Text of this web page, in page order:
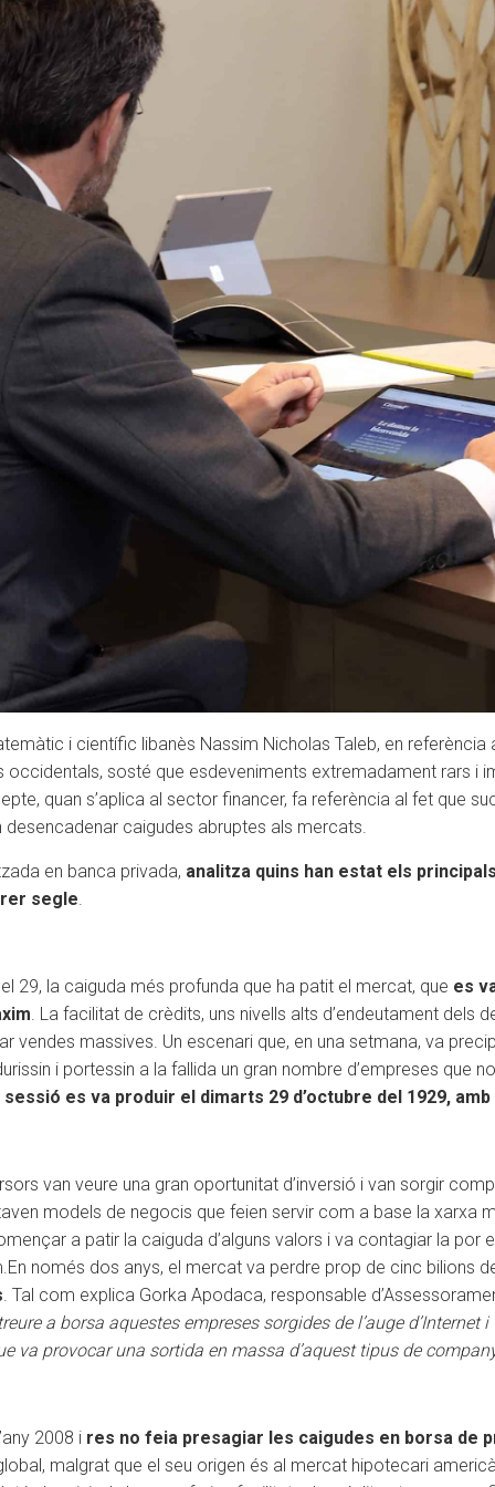
i científic libanès Nassim Nicholas Taleb, en
sosté que esdeveniments extremadament rars i
quan s’aplica al sector financer, fa referència al fet que
caigudes abruptes als mercats.
en banca privada, analitza quins han estat els
segle.
29, la caiguda més profunda que ha patit el mercat, que es
. La facilitat de crèdits, uns nivells alts d’endeutament dels
vendes massives. Un escenari que, en una setmana, va
i portessin a la fallida un gran nombre d’empreses que
es va produir el dimarts 29 d’octubre del 1929,
van veure una gran oportunitat d’inversió i van sorgir
models de negocis que feien servir com a base la xarxa
a patir la caiguda d’alguns valors i va contagiar la por
En només dos anys, el mercat va perdre prop de cinc bilions
. Tal com explica Gorka Apodaca, responsable
a borsa aquestes empreses sorgides de l’auge
va provocar una sortida en massa d’aquest tipus de
2008 i res no feia presagiar les caigudes en borsa de
malgrat que el seu origen és al mercat hipotecari